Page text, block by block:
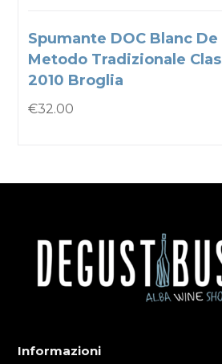
Spumante DOC Blanc
Metodo Tradizionale
2010 Broglia
€32.00
Informazioni